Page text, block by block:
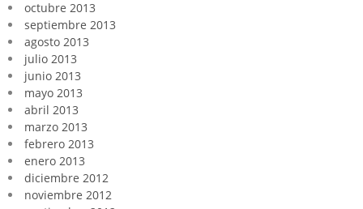
octubre 2013
septiembre 2013
agosto 2013
julio 2013
junio 2013
mayo 2013
abril 2013
marzo 2013
febrero 2013
enero 2013
diciembre 2012
noviembre 2012